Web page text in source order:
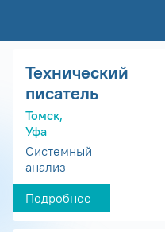
Технический
писатель
Томск,
Уфа
Системный
анализ
Подробнее